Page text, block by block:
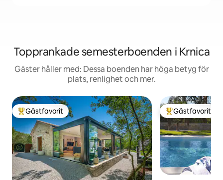
Topprankade semesterboenden i Krnica
Gäster håller med: Dessa boenden har höga betyg för
plats, renlighet och mer.
Populär gästfavorit
Gästfavorit Populär
Gästfavorit